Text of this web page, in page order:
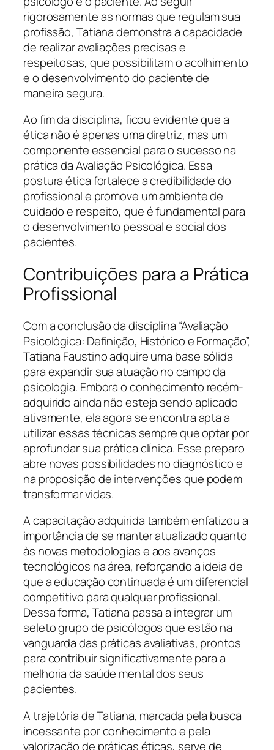
rigorosamente as normas que regulam sua
profissão, Tatiana demonstra a capacidade
de realizar avaliações precisas e
respeitosas, que possibilitam o acolhimento
e o desenvolvimento do paciente de
maneira segura.
Ao fim da disciplina, ficou evidente que a
ética não é apenas uma diretriz, mas um
componente essencial para o sucesso na
prática da Avaliação Psicológica. Essa
postura ética fortalece a credibilidade do
profissional e promove um ambiente de
cuidado e respeito, que é fundamental para
o desenvolvimento pessoal e social dos
pacientes.
Contribuições para a Prática
Profissional
Com a conclusão da disciplina “Avaliação
Psicológica: Definição, Histórico e Formação”,
Tatiana Faustino adquire uma base sólida
para expandir sua atuação no campo da
psicologia. Embora o conhecimento recém-
adquirido ainda não esteja sendo aplicado
ativamente, ela agora se encontra apta a
utilizar essas técnicas sempre que optar por
aprofundar sua prática clínica. Esse preparo
abre novas possibilidades no diagnóstico e
na proposição de intervenções que podem
transformar vidas.
A capacitação adquirida também enfatizou a
importância de se manter atualizado quanto
às novas metodologias e aos avanços
tecnológicos na área, reforçando a ideia de
que a educação continuada é um diferencial
competitivo para qualquer profissional.
Dessa forma, Tatiana passa a integrar um
seleto grupo de psicólogos que estão na
vanguarda das práticas avaliativas, prontos
para contribuir significativamente para a
melhoria da saúde mental dos seus
pacientes.
A trajetória de Tatiana, marcada pela busca
incessante por conhecimento e pela
valorização de práticas éticas, serve de